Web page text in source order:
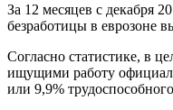
За 12 месяцев с декабря
безработицы в еврозоне
Согласно статистике, в
ищущими работу
или 9,9%